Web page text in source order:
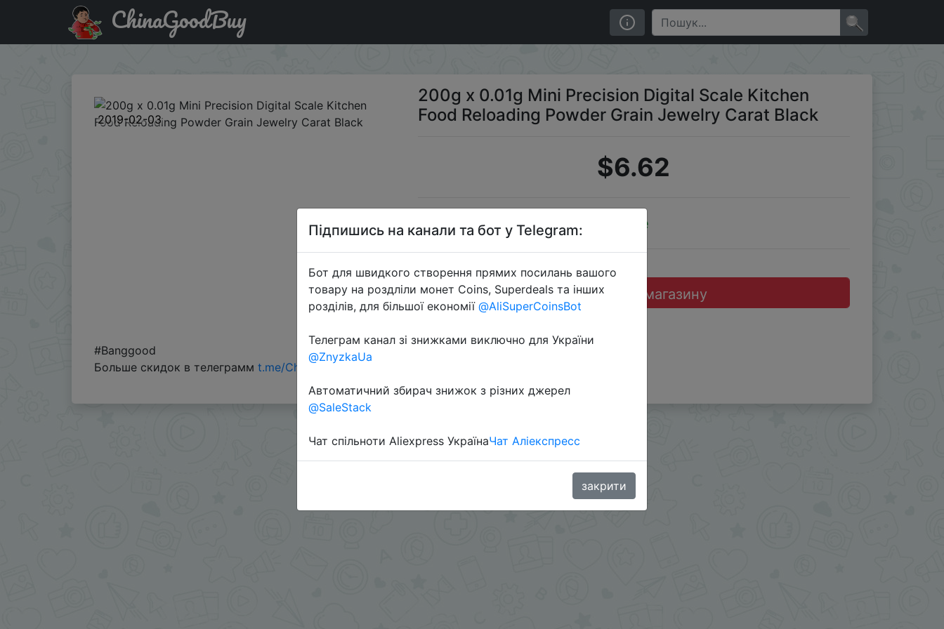
Придбати по акціи 200g x 0.01g Mini Precision Digital Scale Kitchen Food Reloading Powder Grain Jewelry Carat Black
ChinaGoodBuy
2019-02-03
200g x 0.01g Mini Precision Digital Scale Kitchen
Food Reloading Powder Grain Jewelry Carat Black
$6.62
Sale
Перейти до магазину
#Banggood
Больше скидок в телеграмм t.me/ChinaGoodBuy
Підпишись на канали та бот у Telegram:
Бот для швидкого створення прямих посилань вашого
товару на роздліли монет Coins, Superdeals та інших
розділів, для більшої економії @AliSuperCoinsBot
Телеграм канал зі знижками виключно для України
@ZnyzkaUa
Автоматичний збирач знижок з різних джерел
@SaleStack
Чат спільноти Aliexpress УкраїнаЧат Аліекспресс
закрити